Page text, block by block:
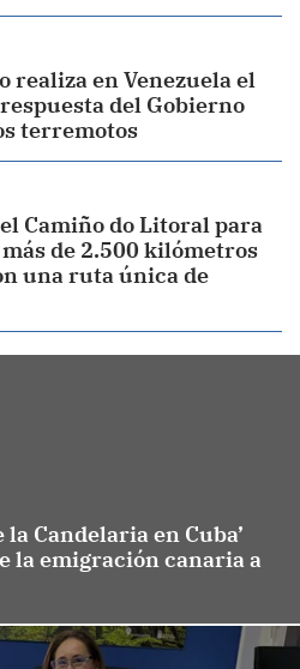
realiza en Venezuela el
del Gobierno
terremotos
Camiño do Litoral para
de 2.500 kilómetros
una ruta única de
Candelaria en Cuba’
la emigración canaria a